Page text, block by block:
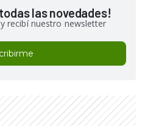
las novedades!
recibí nuestro newsletter